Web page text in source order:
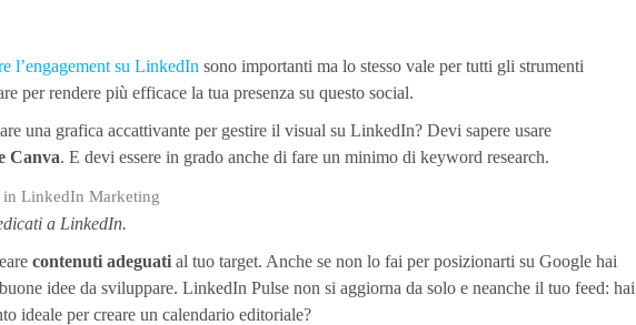
l’engagement su LinkedIn sono importanti ma lo stesso vale per tutti gli strumenti
per rendere più efficace la tua presenza su questo social.
una grafica accattivante per gestire il visual su LinkedIn? Devi sapere usare
Canva. E devi essere in grado anche di fare un minimo di keyword research.
a LinkedIn.
contenuti adeguati al tuo target. Anche se non lo fai per posizionarti su Google hai
idee da sviluppare. LinkedIn Pulse non si aggiorna da solo e neanche il tuo feed: hai
ideale per creare un calendario editoriale?